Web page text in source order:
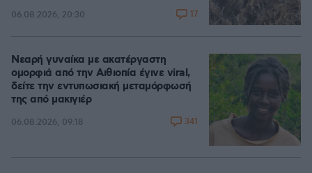
06.08.2026, 20:30 17
Νεαρή γυναίκα με ακατέργαστη
ομορφιά από την Αιθιοπία έγινε viral,
δείτε την εντυπωσιακή μεταμόρφωσή
της από μακιγιέρ
06.08.2026, 09:18 341